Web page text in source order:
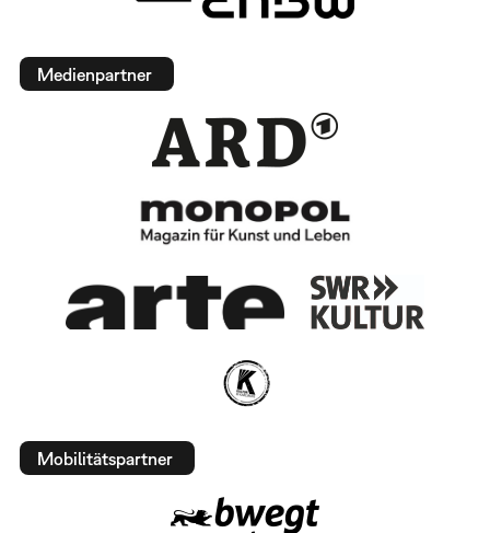
Medienpartner
Mobilitätspartner